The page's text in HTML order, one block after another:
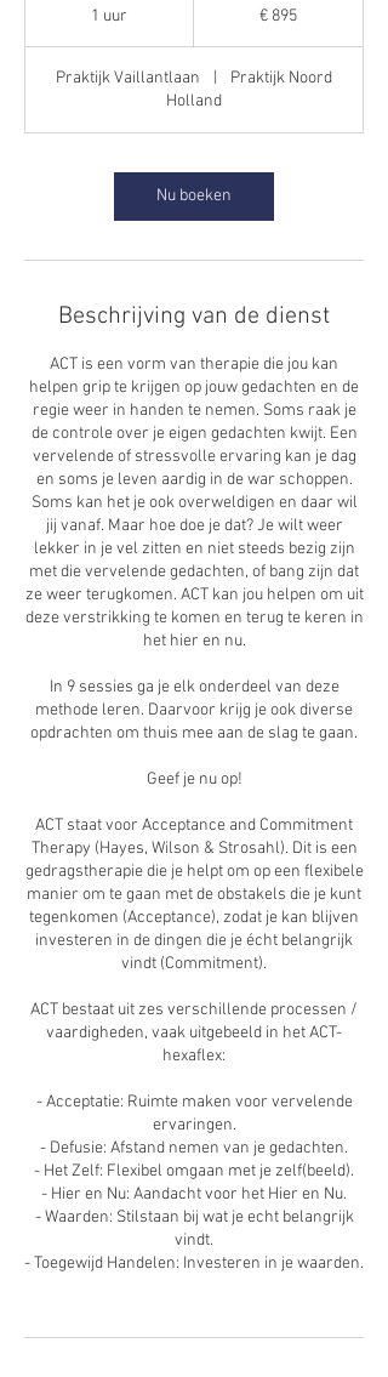
1 uur € 895
Praktijk Vaillantlaan
Praktijk Noord
Holland
Nu boeken
Beschrijving van de dienst
ACT is een vorm van therapie die jou kan
helpen grip te krijgen op jouw gedachten en de
regie weer in handen te nemen. Soms raak je
de controle over je eigen gedachten kwijt. Een
vervelende of stressvolle ervaring kan je dag
en soms je leven aardig in de war schoppen.
Soms kan het je ook overweldigen en daar wil
jij vanaf. Maar hoe doe je dat? Je wilt weer
lekker in je vel zitten en niet steeds bezig zijn
met die vervelende gedachten, of bang zijn dat
ze weer terugkomen. ACT kan jou helpen om uit
deze verstrikking te komen en terug te keren in
het hier en nu.
In 9 sessies ga je elk onderdeel van deze
methode leren. Daarvoor krijg je ook diverse
opdrachten om thuis mee aan de slag te gaan.
Geef je nu op!
ACT staat voor Acceptance and Commitment
Therapy (Hayes, Wilson & Strosahl). Dit is een
gedragstherapie die je helpt om op een flexibele
manier om te gaan met de obstakels die je kunt
tegenkomen (Acceptance), zodat je kan blijven
investeren in de dingen die je écht belangrijk
vindt (Commitment).
ACT bestaat uit zes verschillende processen /
vaardigheden, vaak uitgebeeld in het ACT-
hexaflex:
- Acceptatie: Ruimte maken voor vervelende
ervaringen.
- Defusie: Afstand nemen van je gedachten.
- Het Zelf: Flexibel omgaan met je zelf(beeld).
- Hier en Nu: Aandacht voor het Hier en Nu.
- Waarden: Stilstaan bij wat je echt belangrijk
vindt.
- Toegewijd Handelen: Investeren in je waarden.